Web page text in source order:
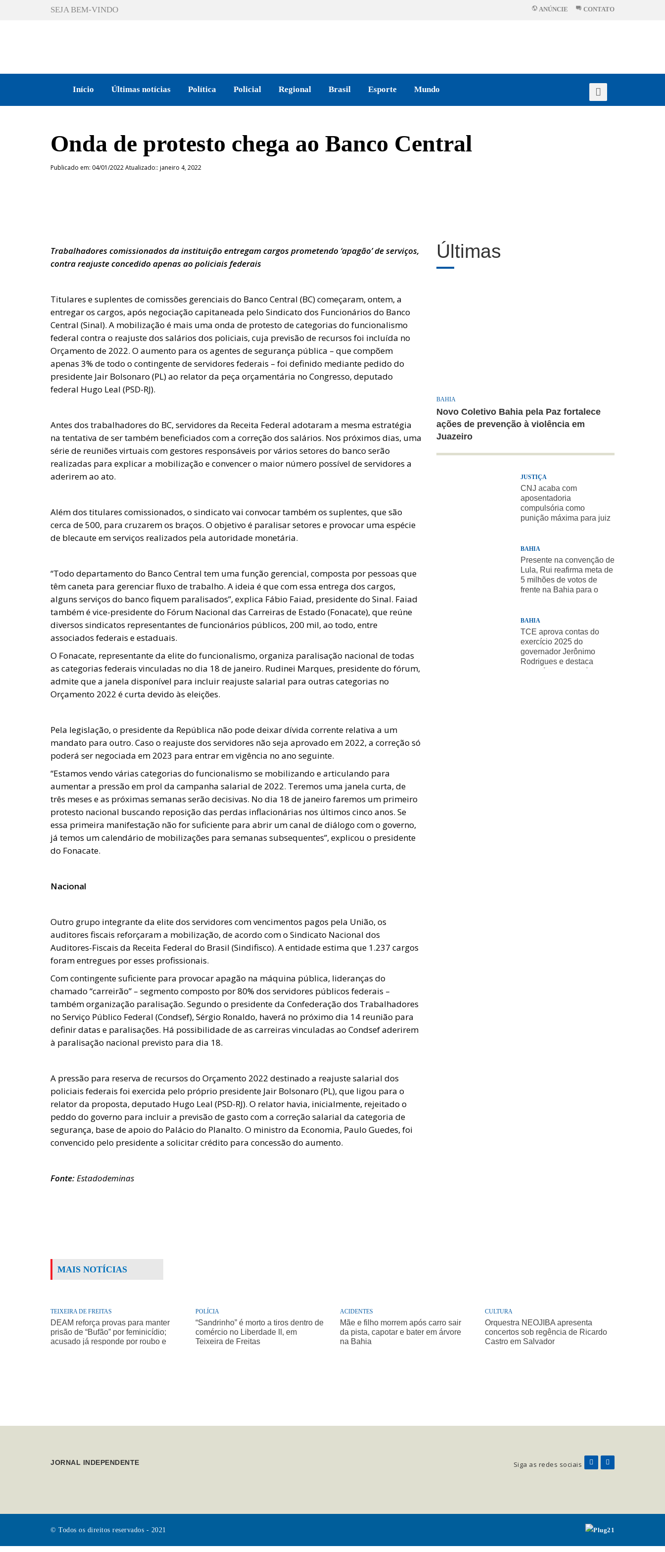
SEJA BEM-VINDO ANÚNCIE CONTATO
Início Últimas notícias Política Policial Regional Brasil Esporte Mundo
Onda de protesto chega ao Banco Central
Publicado em: 04/01/2022 Atualizado:: janeiro 4, 2022
Trabalhadores comissionados da instituição entregam cargos prometendo ‘apagão’ de serviços,
contra reajuste concedido apenas ao policiais federais
Titulares e suplentes de comissões gerenciais do Banco Central (BC) começaram, ontem, a
entregar os cargos, após negociação capitaneada pelo Sindicato dos Funcionários do Banco
Central (Sinal). A mobilização é mais uma onda de protesto de categorias do funcionalismo
federal contra o reajuste dos salários dos policiais, cuja previsão de recursos foi incluída no
Orçamento de 2022. O aumento para os agentes de segurança pública – que compõem
apenas 3% de todo o contingente de servidores federais – foi definido mediante pedido do
presidente Jair Bolsonaro (PL) ao relator da peça orçamentária no Congresso, deputado
federal Hugo Leal (PSD-RJ).
Antes dos trabalhadores do BC, servidores da Receita Federal adotaram a mesma estratégia
na tentativa de ser também beneficiados com a correção dos salários. Nos próximos dias, uma
série de reuniões virtuais com gestores responsáveis por vários setores do banco serão
realizadas para explicar a mobilização e convencer o maior número possível de servidores a
aderirem ao ato.
Além dos titulares comissionados, o sindicato vai convocar também os suplentes, que são
cerca de 500, para cruzarem os braços. O objetivo é paralisar setores e provocar uma espécie
de blecaute em serviços realizados pela autoridade monetária.
“Todo departamento do Banco Central tem uma função gerencial, composta por pessoas que
têm caneta para gerenciar fluxo de trabalho. A ideia é que com essa entrega dos cargos,
alguns serviços do banco fiquem paralisados”, explica Fábio Faiad, presidente do Sinal. Faiad
também é vice-presidente do Fórum Nacional das Carreiras de Estado (Fonacate), que reúne
diversos sindicatos representantes de funcionários públicos, 200 mil, ao todo, entre
associados federais e estaduais.
O Fonacate, representante da elite do funcionalismo, organiza paralisação nacional de todas
as categorias federais vinculadas no dia 18 de janeiro. Rudinei Marques, presidente do fórum,
admite que a janela disponível para incluir reajuste salarial para outras categorias no
Orçamento 2022 é curta devido às eleições.
Pela legislação, o presidente da República não pode deixar dívida corrente relativa a um
mandato para outro. Caso o reajuste dos servidores não seja aprovado em 2022, a correção só
poderá ser negociada em 2023 para entrar em vigência no ano seguinte.
“Estamos vendo várias categorias do funcionalismo se mobilizando e articulando para
aumentar a pressão em prol da campanha salarial de 2022. Teremos uma janela curta, de
três meses e as próximas semanas serão decisivas. No dia 18 de janeiro faremos um primeiro
protesto nacional buscando reposição das perdas inflacionárias nos últimos cinco anos. Se
essa primeira manifestação não for suficiente para abrir um canal de diálogo com o governo,
já temos um calendário de mobilizações para semanas subsequentes”, explicou o presidente
do Fonacate.
Nacional
Outro grupo integrante da elite dos servidores com vencimentos pagos pela União, os
auditores fiscais reforçaram a mobilização, de acordo com o Sindicato Nacional dos
Auditores-Fiscais da Receita Federal do Brasil (Sindifisco). A entidade estima que 1.237 cargos
foram entregues por esses profissionais.
Com contingente suficiente para provocar apagão na máquina pública, lideranças do
chamado “carreirão” – segmento composto por 80% dos servidores públicos federais –
também organização paralisação. Segundo o presidente da Confederação dos Trabalhadores
no Serviço Público Federal (Condsef), Sérgio Ronaldo, haverá no próximo dia 14 reunião para
definir datas e paralisações. Há possibilidade de as carreiras vinculadas ao Condsef aderirem
à paralisação nacional previsto para dia 18.
A pressão para reserva de recursos do Orçamento 2022 destinado a reajuste salarial dos
policiais federais foi exercida pelo próprio presidente Jair Bolsonaro (PL), que ligou para o
relator da proposta, deputado Hugo Leal (PSD-RJ). O relator havia, inicialmente, rejeitado o
peddo do governo para incluir a previsão de gasto com a correção salarial da categoria de
segurança, base de apoio do Palácio do Planalto. O ministro da Economia, Paulo Guedes, foi
convencido pelo presidente a solicitar crédito para concessão do aumento.
Fonte:Estadodeminas
Últimas
BAHIA
Novo Coletivo Bahia pela Paz fortalece
ações de prevenção à violência em
Juazeiro
JUSTIÇA
CNJ acaba com
aposentadoria
compulsória como
punição máxima para juiz
BAHIA
Presente na convenção de
Lula, Rui reafirma meta de
5 milhões de votos de
frente na Bahia para o
BAHIA
TCE aprova contas do
exercício 2025 do
governador Jerônimo
Rodrigues e destaca
MAIS NOTÍCIAS
TEIXEIRA DE FREITAS
DEAM reforça provas para manter
prisão de “Bufão” por feminicídio;
acusado já responde por roubo e
POLÍCIA
“Sandrinho” é morto a tiros dentro de
comércio no Liberdade II, em
Teixeira de Freitas
ACIDENTES
Mãe e filho morrem após carro sair
da pista, capotar e bater em árvore
na Bahia
CULTURA
Orquestra NEOJIBA apresenta
concertos sob regência de Ricardo
Castro em Salvador
JORNAL INDEPENDENTE Siga as redes sociais
© Todos os direitos reservados - 2021